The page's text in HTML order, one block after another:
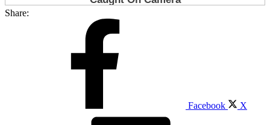
Share:
Facebook X